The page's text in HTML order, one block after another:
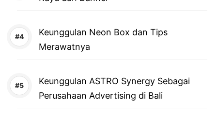
Keunggulan Neon Box dan Tips
Merawatnya
Keunggulan ASTRO Synergy Sebagai
Perusahaan Advertising di Bali